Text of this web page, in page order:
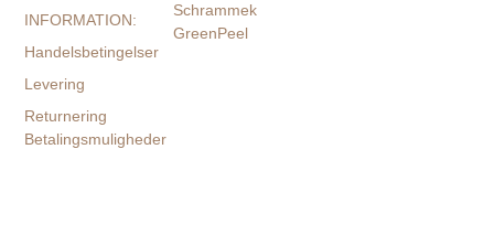
INFORMATION:
Handelsbetingelser
Levering
Returnering
Betalingsmuligheder
Schrammek
GreenPeel